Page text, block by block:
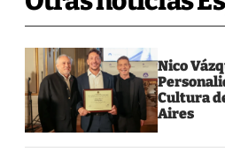
Nico
Cultura
Aires